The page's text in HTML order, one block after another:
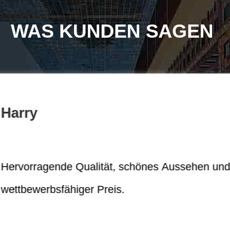
WAS KUNDEN SAGEN
Harry
Hervorragende Qualität, schönes Aussehen und
wettbewerbsfähiger Preis.